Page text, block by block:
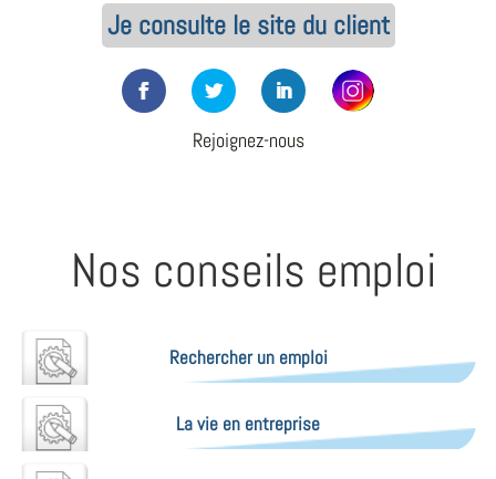
Je consulte le site du client
Rejoignez-nous
Nos conseils emploi
Rechercher un emploi
La vie en entreprise